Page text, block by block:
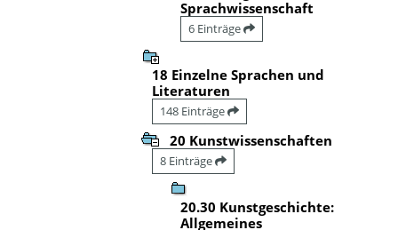
Sprachwissenschaft
6 Einträge
18 Einzelne Sprachen und
Literaturen
148 Einträge
20 Kunstwissenschaften
8 Einträge
20.30 Kunstgeschichte:
Allgemeines